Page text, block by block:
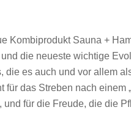
Kombiprodukt Sauna +
die neueste wichtige
die es auch und vor allem
für das Streben nach
und für die Freude, die die